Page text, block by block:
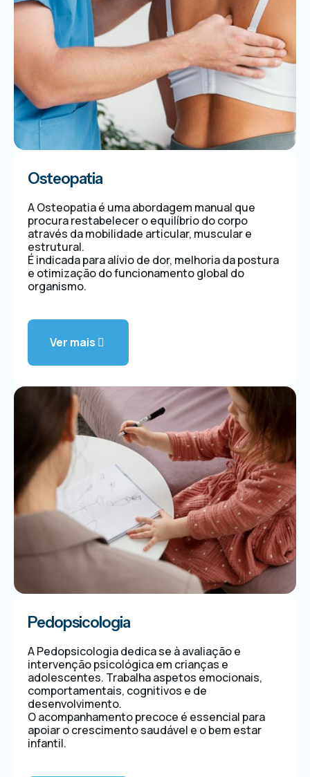
Ver mais
Osteopatia
A Osteopatia é uma abordagem manual que
procura restabelecer o equilíbrio do corpo
através da mobilidade articular, muscular e
estrutural.
É indicada para alívio de dor, melhoria da postura
e otimização do funcionamento global do
organismo.
Pedopsicologia
A Pedopsicologia dedica se à avaliação e
intervenção psicológica em crianças e
adolescentes. Trabalha aspetos emocionais,
comportamentais, cognitivos e de
desenvolvimento.
O acompanhamento precoce é essencial para
apoiar o crescimento saudável e o bem estar
infantil.